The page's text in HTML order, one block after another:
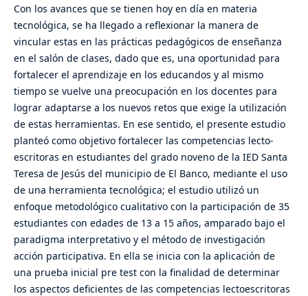
Con los avances que se tienen hoy en día en materia
tecnológica, se ha llegado a reflexionar la manera de
vincular estas en las prácticas pedagógicos de enseñanza
en el salón de clases, dado que es, una oportunidad para
fortalecer el aprendizaje en los educandos y al mismo
tiempo se vuelve una preocupación en los docentes para
lograr adaptarse a los nuevos retos que exige la utilización
de estas herramientas. En ese sentido, el presente estudio
planteó como objetivo fortalecer las competencias lecto-
escritoras en estudiantes del grado noveno de la IED Santa
Teresa de Jesús del municipio de El Banco, mediante el uso
de una herramienta tecnológica; el estudio utilizó un
enfoque metodológico cualitativo con la participación de 35
estudiantes con edades de 13 a 15 años, amparado bajo el
paradigma interpretativo y el método de investigación
acción participativa. En ella se inicia con la aplicación de
una prueba inicial pre test con la finalidad de determinar
los aspectos deficientes de las competencias lectoescritoras